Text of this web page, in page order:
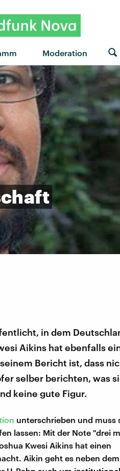
Moderation
in dem
Aikins hat ebenfalls
Bericht ist, dass
selber berichten, was
keine gute Figur.
unterschrieben und muss
lassen: Mit der Note "drei
Kwesi Aikins hat einen
Aikin geht es neben dem